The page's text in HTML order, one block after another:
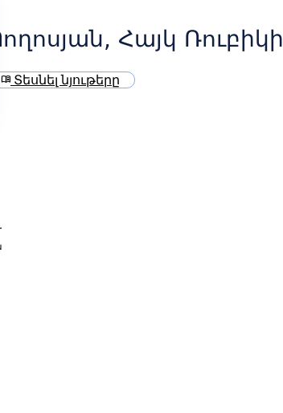
Հայկ Ռուբիկի
menu_book Տեսնել նյութերը